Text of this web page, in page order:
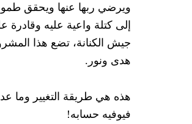
ويرضي ربها عنها ويحقق
إلى كتلة واعية عليه
جيش الكنانة، تضع هذا
هدى ونور.
هذه هي طريقة التغيير وما
فيوفيه حسابه!